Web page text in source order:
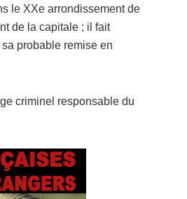
le XXe arrondissement de
de la capitale ; il fait
probable remise en
criminel responsable du